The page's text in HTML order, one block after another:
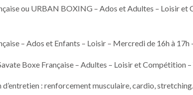
ou URBAN BOXING – Ados et Adultes – Loisir et
– Ados et Enfants – Loisir – Mercredi de 16h à 17h
Boxe Française – Adultes – Loisir et Compétition
: renforcement musculaire, cardio,